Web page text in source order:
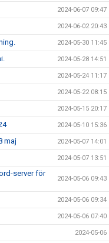
2024-06-07 09:47
2024-06-02 20:43
2024-05-30 11:45
2024-05-28 14:51
2024-05-24 11:17
2024-05-22 08:15
2024-05-15 20:17
2024-05-10 15:36
maj 2024-05-07 14:01
2024-05-07 13:51
server för
2024-05-06 09:43
2024-05-06 09:34
2024-05-06 07:40
2024-05-06